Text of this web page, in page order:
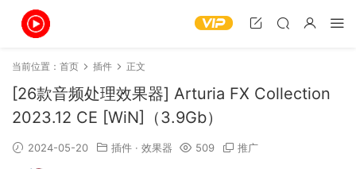
当前位置： 首页 插件 正文
[26款音频处理效果器] Arturia FX Collection
2023.12 CE [WiN]（3.9Gb）
2024-05-20 插件 · 效果器 509 推广